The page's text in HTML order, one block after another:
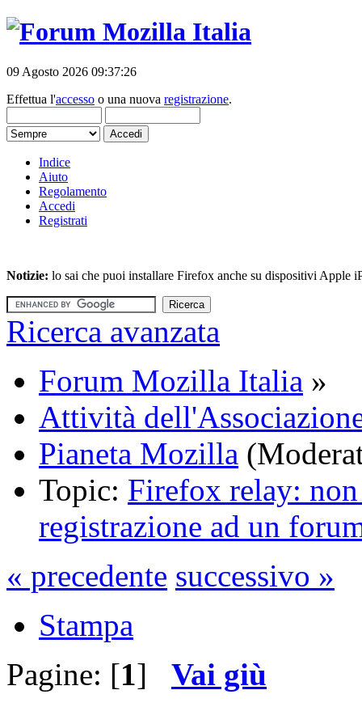
09 Agosto 2026 09:37:26
Effettua l'accesso o una nuova registrazione.
Indice
Aiuto
Regolamento
Accedi
Registrati
Notizie: lo sai che puoi installare Firefox anche su dispositivi Apple
Ricerca avanzata
Forum Mozilla Italia »
Attività
Pianeta Mozilla
Topic: Firefox relay:
registrazione ad un
« precedente successivo »
Stampa
Pagine: [1] Vai giù